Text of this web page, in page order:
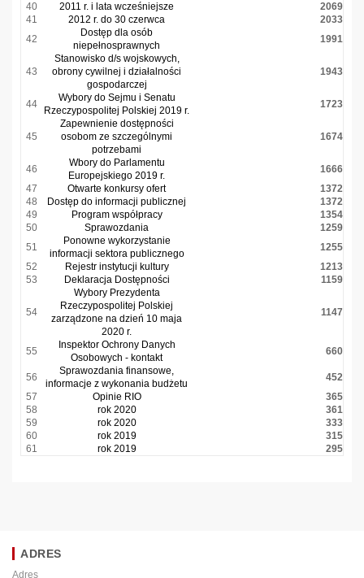
40
2011 r. i lata wcześniejsze
2069
41
2012 r. do 30 czerwca
2033
42
Dostęp dla osób
niepełnosprawnych
1991
43
Stanowisko d/s wojskowych,
obrony cywilnej i działalności
gospodarczej
1943
44
Wybory do Sejmu i Senatu
Rzeczypospolitej Polskiej 2019 r.
1723
45
Zapewnienie dostępności
osobom ze szczególnymi
potrzebami
1674
46
Wbory do Parlamentu
Europejskiego 2019 r.
1666
47
Otwarte konkursy ofert
1372
48
Dostęp do informacji publicznej
1372
49
Program współpracy
1354
50
Sprawozdania
1259
51
Ponowne wykorzystanie
informacji sektora publicznego
1255
52
Rejestr instytucji kultury
1213
53
Deklaracja Dostępności 1159
54
Wybory Prezydenta
Rzeczypospolitej Polskiej
zarządzone na dzień 10 maja
2020 r.
1147
55
Inspektor Ochrony Danych
Osobowych - kontakt
660
56
Sprawozdania finansowe,
informacje z wykonania budżetu
452
57
Opinie RIO
365
58
rok 2020
361
59
rok 2020
333
60
rok 2019
315
61
rok 2019 295
ADRES
Adres